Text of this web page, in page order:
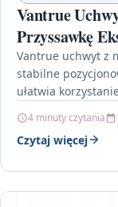
Vantrue
Przyssawkę
Vantrue uchwyt z
stabilne
ułatwia
4 minuty czytania
Czytaj więcej